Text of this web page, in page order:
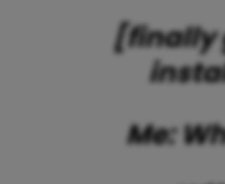
[finally
Me: